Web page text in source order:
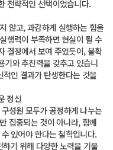
전략적인 선택이었습니다.
않고, 과감하게 실행하는 힘을
행력이 부족하면 현실이 될 수
결정에서 보여 주었듯이, 불확
기와 추진력을 갖추고 있습니
인 결과가 탄생한다는 것을
정신
성원 모두가 공정하게 나누는
집중되는 것이 아니라, 함께
있어야 한다는 철학입니다.
기 위해 다양한 노력을 기울